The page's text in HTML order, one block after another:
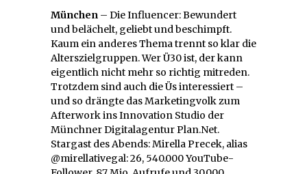
München – Die Influencer: Bewundert
und belächelt, geliebt und beschimpft.
Kaum ein anderes Thema trennt so klar die
Alterszielgruppen. Wer Ü30 ist, der kann
eigentlich nicht mehr so richtig mitreden.
Trotzdem sind auch die Üs interessiert –
und so drängte das Marketingvolk zum
Afterwork ins Innovation Studio der
Münchner Digitalagentur Plan.Net.
Stargast des Abends: Mirella Precek, alias
@mirellativegal: 26, 540.000 YouTube-